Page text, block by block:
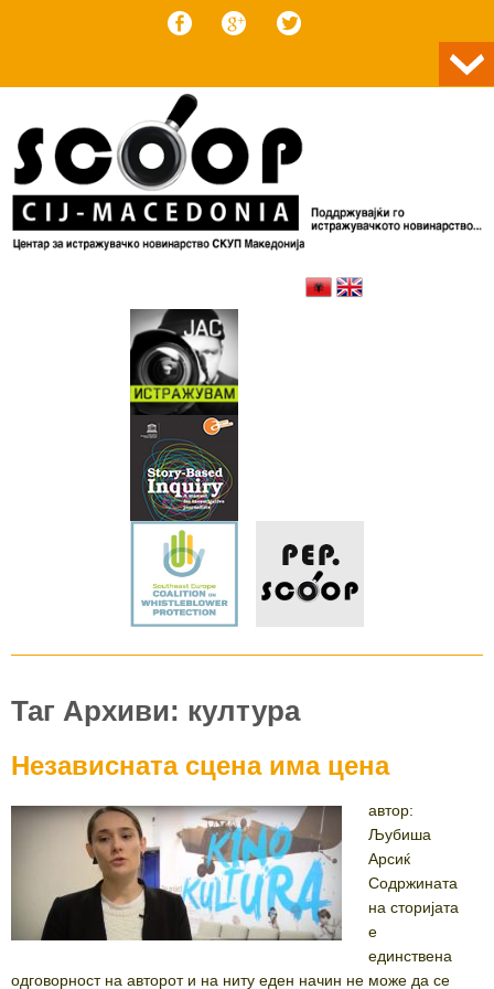
Таг Архиви: култура
Независната сцена има цена
автор:
Љубиша
Арсиќ
Содржината
на сторијата
е
единствена
одговорност на авторот и на ниту еден начин не може да се